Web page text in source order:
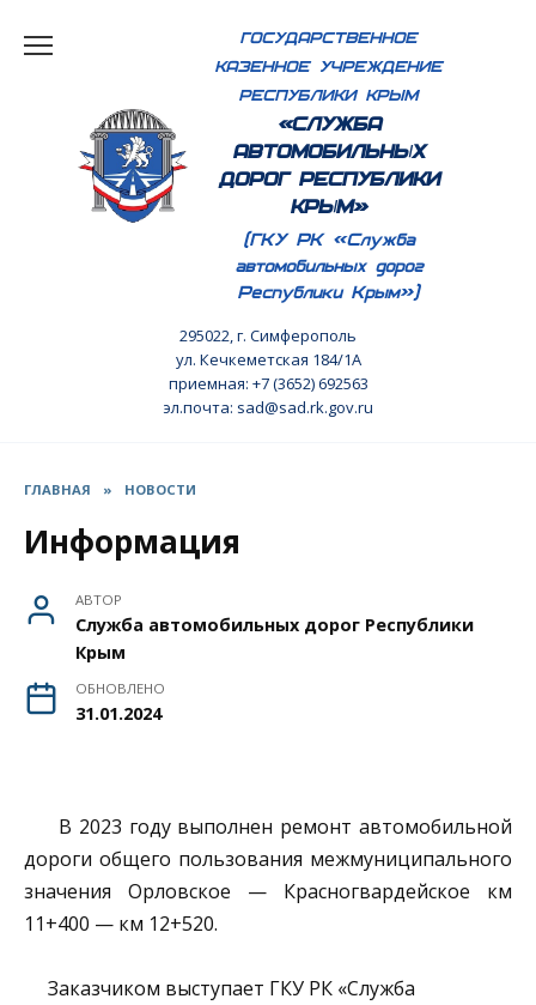
ГОСУДАРСТВЕННОЕ
КАЗЕННОЕ УЧРЕЖДЕНИЕ
РЕСПУБЛИКИ КРЫМ
«СЛУЖБА
АВТОМОБИЛЬНЫХ
ДОРОГ РЕСПУБЛИКИ
КРЫМ»
(ГКУ РК «Служба
автомобильных дорог
Республики Крым»)
295022, г. Симферополь
ул. Кечкеметская 184/1А
приемная: +7 (3652) 692563
эл.почта: sad@sad.rk.gov.ru
ГЛАВНАЯ » НОВОСТИ
Информация
АВТОР
Служба автомобильных дорог Республики
Крым
ОБНОВЛЕНО
31.01.2024
В 2023 году выполнен ремонт автомобильной
дороги общего пользования межмуниципального
значения Орловское — Красногвардейское км
11+400 — км 12+520.
Заказчиком выступает ГКУ РК «Служба